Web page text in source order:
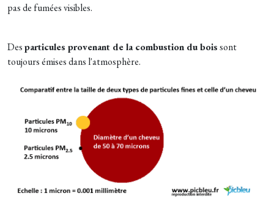
pas de fumées visibles.
Desparticules provenant de la combustion du boissont
toujours émises dans l'atmosphère.